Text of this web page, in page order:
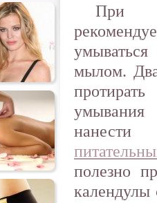
При
мылом.
полезно